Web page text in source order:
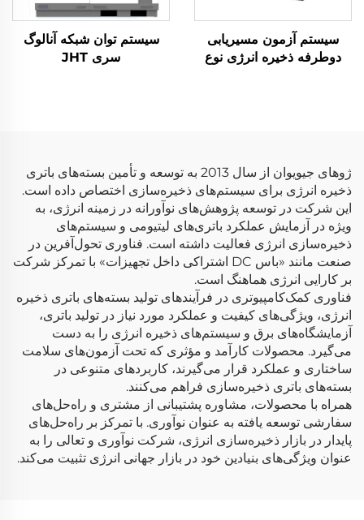
سیستم آزمون مسیریابی
دوطرفه ذخیره انرژی نوع
سیستم توان شبکه آنالوگ
سری JHT
ژوهای جیویوان از سال 2013 به توسعه و تأمین بسته‌های باتری
ذخیره انرژی برای سیستم‌های ذخیره‌سازی اختصاص داده است.
این شرکت در توسعه پژوهش‌های نوآورانه در زمینه انرژی، به
ویژه در آزمایش عملکرد باتری‌های لیتیومی و سیستم‌های
ذخیره‌سازی انرژی فعالیت داشته است. فناوری تحول‌آفرین در
صنعت مانند «باس DC اشتراکی داخل تجهیزات» با تمرکز شرکت
بر کارایی انرژی هماهنگ است.
فناوری کمک‌کامپیوتری در فرآیندهای تولید بسته‌های باتری ذخیره
انرژی، ویژگی‌های کیفیت و عملکرد مورد نیاز در تولید باتری،
آزمایشگاه‌های برق و سیستم‌های ذخیره انرژی را به دست
می‌گیرد. محصولات کارآمد و مؤثری که تحت آزمون‌های سلامت
ساختاری و عملکرد قرار می‌گیرند، کاربردهای متنوعی در
بسته‌های باتری ذخیره‌سازی فراهم می‌کنند.
همراه با محصولات، مشاوره پشتیبانی از مشتری و راه‌حل‌های
سفارشی توسعه یافته به عنوان نوآوری. با تمرکز بر راه‌حل‌های
پایدار در بازار ذخیره‌سازی انرژی، شرکت نوآوری و تعالی را به
عنوان ویژگی‌های بنیادین خود در بازار جهانی انرژی تثبیت می‌کند.